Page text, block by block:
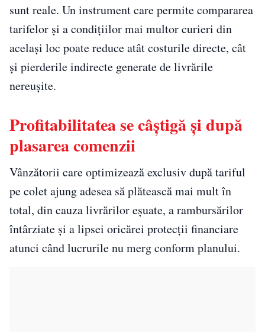
sunt reale. Un instrument care permite compararea
tarifelor și a condițiilor mai multor curieri din
același loc poate reduce atât costurile directe, cât
și pierderile indirecte generate de livrările
nereușite.
Profitabilitatea se câștigă și după
plasarea comenzii
Vânzătorii care optimizează exclusiv după tariful
pe colet ajung adesea să plătească mai mult în
total, din cauza livrărilor eșuate, a rambursărilor
întârziate și a lipsei oricărei protecții financiare
atunci când lucrurile nu merg conform planului.